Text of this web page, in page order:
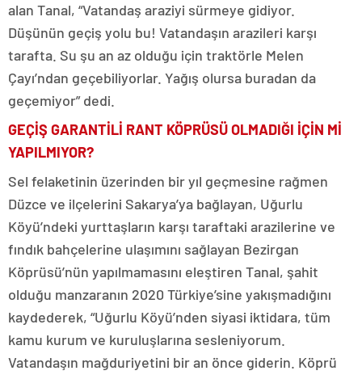
alan Tanal, “Vatandaş araziyi sürmeye gidiyor.
Düşünün geçiş yolu bu! Vatandaşın arazileri karşı
tarafta. Su şu an az olduğu için traktörle Melen
Çayı’ndan geçebiliyorlar. Yağış olursa buradan da
geçemiyor” dedi.
GEÇİŞ GARANTİLİ RANT KÖPRÜSÜ OLMADIĞI İÇİN Mİ
YAPILMIYOR?
Sel felaketinin üzerinden bir yıl geçmesine rağmen
Düzce ve ilçelerini Sakarya’ya bağlayan, Uğurlu
Köyü’ndeki yurttaşların karşı taraftaki arazilerine ve
fındık bahçelerine ulaşımını sağlayan Bezirgan
Köprüsü’nün yapılmamasını eleştiren Tanal, şahit
olduğu manzaranın 2020 Türkiye’sine yakışmadığını
kaydederek, “Uğurlu Köyü’nden siyasi iktidara, tüm
kamu kurum ve kuruluşlarına sesleniyorum.
Vatandaşın mağduriyetini bir an önce giderin. Köprü